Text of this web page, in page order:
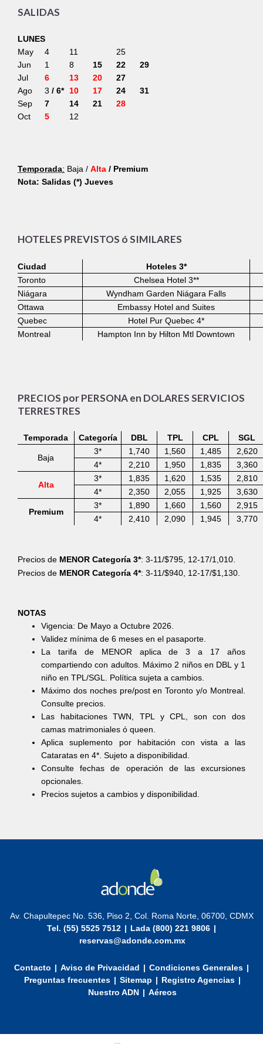
SALIDAS
LUNES
May
4 11
25
Jun
1 8 15 22
29
Jul
6 13 20
27
Ago
3 / 6* 10 17 24
31
Sep
7 14 21
28
Oct
5 12
Temporada: Baja / Alta / Premium
Nota: Salidas (*) Jueves
HOTELES PREVISTOS ó SIMILARES
Ciudad Hoteles 3*
Toronto
Chelsea Hotel 3**
Niágara
Wyndham Garden Niágara Falls
Ottawa
Embassy Hotel and Suites
Quebec
Hotel Pur Quebec 4*
Montreal
Hampton Inn by Hilton Mtl Downtown
PRECIOS por PERSONA en DOLARES SERVICIOS
TERRESTRES
Temporada Categoría DBL TPL CPL SGL
Baja
3* 1,740 1,560 1,485
2,620
4*
2,210 1,950 1,835 3,360
Alta
3* 1,835 1,620 1,535
2,810
4*
2,350 2,055 1,925 3,630
Premium
3* 1,890 1,660 1,560
2,915
4*
2,410 2,090 1,945 3,770
Precios de MENOR Categoría 3*: 3-11/$795, 12-17/1,010.
Precios de MENOR Categoría 4*: 3-11/$940, 12-17/$1,130.
NOTAS
Vigencia: De Mayo a Octubre 2026.
Validez mínima de 6 meses en el pasaporte.
La tarifa de MENOR aplica de 3 a 17 años
compartiendo con adultos. Máximo 2 niños en DBL y 1
niño en TPL/SGL. Política sujeta a cambios.
Máximo dos noches pre/post en Toronto y/o Montreal.
Consulte precios.
Las habitaciones TWN, TPL y CPL, son con dos
camas matrimoniales ó queen.
Aplica suplemento por habitación con vista a las
Cataratas en 4*. Sujeto a disponibilidad.
Consulte fechas de operación de las excursiones
opcionales.
Precios sujetos a cambios y disponibilidad.
Av. Chapultepec No. 536, Piso 2, Col. Roma Norte, 06700, CDMX
Tel. (55) 5525 7512 | Lada (800) 221 9806 |
reservas@adonde.com.mx
Contacto | Aviso de Privacidad | Condiciones Generales |
Preguntas frecuentes | Sitemap | Registro Agencias |
Nuestro ADN | Aéreos